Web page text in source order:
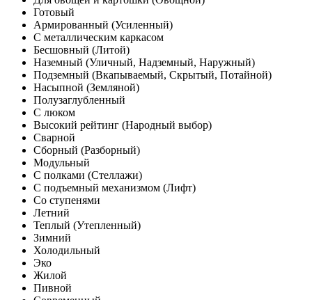
Готовый
Армированный (Усиленный)
С металлическим каркасом
Бесшовный (Литой)
Наземный (Уличный, Надземный, Наружный)
Подземный (Вкапываемый, Скрытый, Потайной)
Насыпной (Земляной)
Полузаглубленный
С люком
Высокий рейтинг (Народный выбор)
Сварной
Сборный (Разборный)
Модульный
С полками (Стеллажи)
С подъемный механизмом (Лифт)
Со ступенями
Летний
Теплый (Утепленный)
Зимний
Холодильный
Эко
Жилой
Пивной